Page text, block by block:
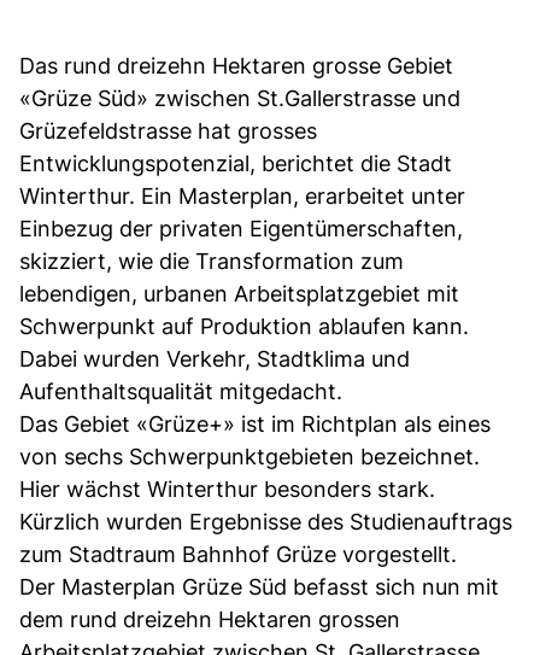
Das rund dreizehn Hektaren grosse Gebiet
«Grüze Süd» zwischen St.Gallerstrasse und
Grüzefeldstrasse hat grosses
Entwicklungspotenzial, berichtet die Stadt
Winterthur. Ein Masterplan, erarbeitet unter
Einbezug der privaten Eigentümerschaften,
skizziert, wie die Transformation zum
lebendigen, urbanen Arbeitsplatzgebiet mit
Schwerpunkt auf Produktion ablaufen kann.
Dabei wurden Verkehr, Stadtklima und
Aufenthaltsqualität mitgedacht.
Das Gebiet «Grüze+» ist im Richtplan als eines
von sechs Schwerpunktgebieten bezeichnet.
Hier wächst Winterthur besonders stark.
Kürzlich wurden Ergebnisse des Studienauftrags
zum Stadtraum Bahnhof Grüze vorgestellt.
Der Masterplan Grüze Süd befasst sich nun mit
dem rund dreizehn Hektaren grossen